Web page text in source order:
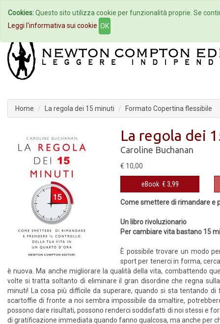
Home Autori Eventi
Home La regola dei 15 minuti Formato Copertina flessibile
La regola dei
Caroline Buchanan
€ 10,00
eBook € 3,99
Come smettere di rimandare e
Un libro rivoluzionario
Per cambiare vita bastano 15
È possibile trovare un modo
sport per tenerci in forma,
è nuova. Ma anche migliorare la qualità della vita, combattendo
volte si tratta soltanto di eliminare il gran disordine che regna
minuti! La cosa più difficile da superare, quando si sta tentando
scartoffie di fronte a noi sembra impossibile da smaltire,
possono dare risultati, possono renderci soddisfatti di noi stessi e
di gratificazione immediata quando fanno qualcosa, ma anche per
Cookies:Questo sito utilizza cookie per funzionalità proprie. Se
Leggi l'informativa sui cookie OK